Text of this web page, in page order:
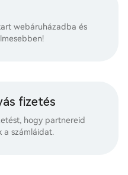
webáruházadba és
fizetés
hogy partnereid
a számláidat.